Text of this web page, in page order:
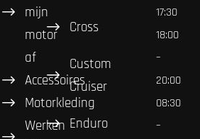
mijn
motor
af
Accessoires
Motorkleding
Werken
Cross
Custom
Cruiser
Enduro
17:30
18:00
–
20:00
08:30
–